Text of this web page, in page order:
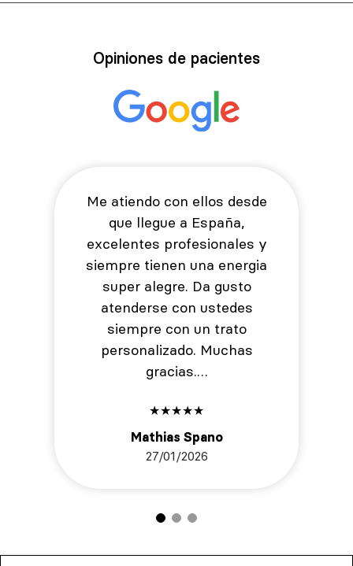
Opiniones de pacientes
Me atiendo con ellos desde
que llegue a España,
excelentes profesionales y
siempre tienen una energia
super alegre. Da gusto
atenderse con ustedes
siempre con un trato
personalizado. Muchas
gracias.…
★★★★★
Mathias Spano
27/01/2026